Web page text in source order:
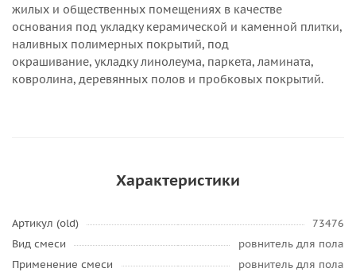
жилых и общественных помещениях в качестве
основания под укладку керамической и каменной плитки,
наливных полимерных покрытий, под
окрашивание, укладку линолеума, паркета, ламината,
ковролина, деревянных полов и пробковых покрытий.
Характеристики
Артикул (old)
73476
Вид смеси
ровнитель для пола
Применение смеси
ровнитель для пола